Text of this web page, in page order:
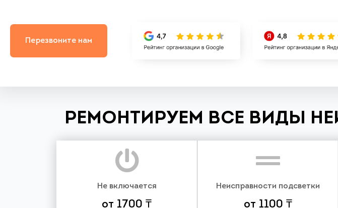
Перезвоните нам
РЕМОНТИРУЕМ ВСЕ ВИДЫ
Не включается
от 1700 ₸
Неисправности подсветки
от 1100 ₸